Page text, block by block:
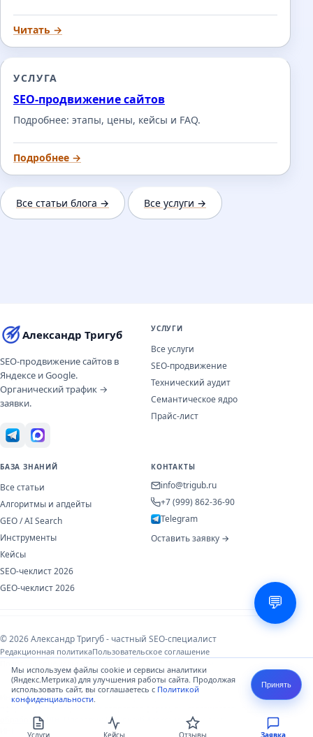
Читать →
УСЛУГА
SEO-продвижение сайтов
Подробнее: этапы, цены, кейсы и FAQ.
Подробнее →
Все статьи блога → Все услуги →
Александр Тригуб
SEO-продвижение сайтов в
Яндексе и Google.
Органический трафик →
заявки.
УСЛУГИ
Все услуги
SEO-продвижение
Технический аудит
Семантическое ядро
Прайс-лист
БАЗА ЗНАНИЙ
Все статьи
Алгоритмы и апдейты
GEO / AI Search
Инструменты
Кейсы
SEO-чеклист 2026
GEO-чеклист 2026
КОНТАКТЫ
info@trigub.ru
+7 (999) 862-36-90
Telegram
Оставить заявку →
© 2026 Александр Тригуб - частный SEO-специалист
Редакционная политикаПользовательское соглашение
Информация носит справочный характер и не является публичной
обработки ПДн
. Оператор: ИП Тригуб Александр Николаевич,
ИНН 920400013869, Зеленоград, Крюковская пл., 1.
Услуги Кейсы Отзывы Заявка
Мы используем файлы cookie и сервисы аналитики
(Яндекс.Метрика) для улучшения работы сайта. Продолжая
использовать сайт, вы соглашаетесь с Политикой
конфиденциальности.
Принять
💬